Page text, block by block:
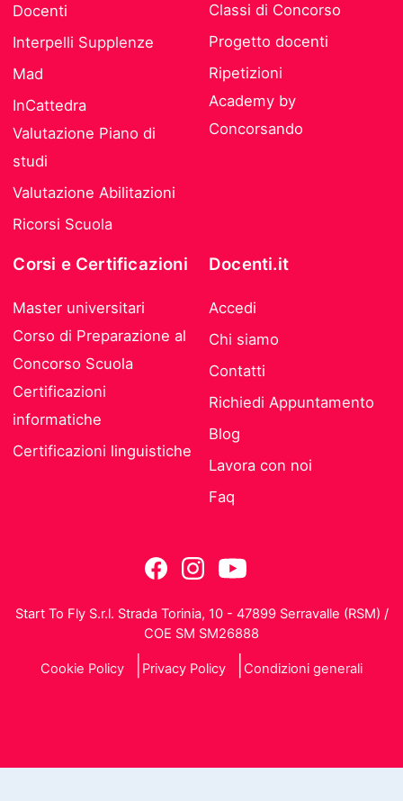
Docenti
Interpelli Supplenze
Mad
InCattedra
Valutazione Piano di
studi
Valutazione Abilitazioni
Ricorsi Scuola
Classi di Concorso
Progetto docenti
Ripetizioni
Academy by
Concorsando
Corsi e Certificazioni
Master universitari
Corso di Preparazione al
Concorso Scuola
Certificazioni
informatiche
Certificazioni linguistiche
Docenti.it
Accedi
Chi siamo
Contatti
Richiedi Appuntamento
Blog
Lavora con noi
Faq
Start To Fly S.r.l. Strada Torinia, 10 - 47899 Serravalle (RSM) /
COE SM SM26888
Cookie Policy Privacy Policy Condizioni generali